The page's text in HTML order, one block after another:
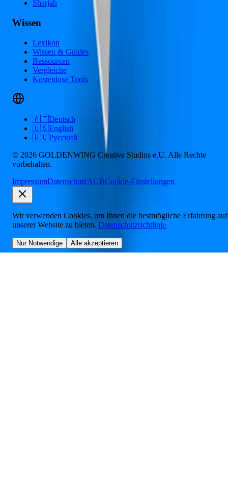
Sharjah
Wissen
Lexikon
Wissen & Guides
Ressourcen
Vergleiche
Kostenlose Tools
🇦🇹Deutsch
🇺🇸English
🇷🇺Русский
© 2026 GOLDENWING Creative Studios e.U. Alle Rechte
vorbehalten.
ImpressumDatenschutzAGBCookie-Einstellungen
Wir verwenden Cookies, um Ihnen die bestmögliche Erfahrung auf
unserer Website zu bieten. Datenschutzrichtlinie
Nur Notwendige Alle akzeptieren